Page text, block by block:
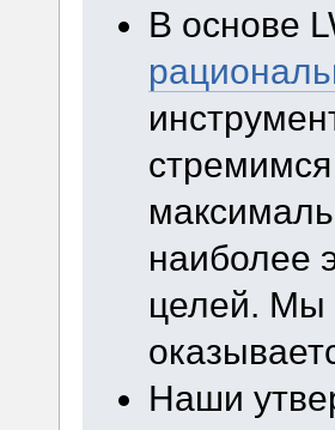
В основе
наиболее
целей. Мы
Наши